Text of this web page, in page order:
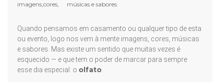
imagens,cores,
músicas e sabores
Quando pensamos em casamento ou qualquer tipo de esta
ou evento, logo nos vem à mente imagens, cores, músicas
e sabores. Mas existe um sentido que muitas vezes é
esquecido — e que tem o poder de marcar para sempre
esse dia especial: o olfato